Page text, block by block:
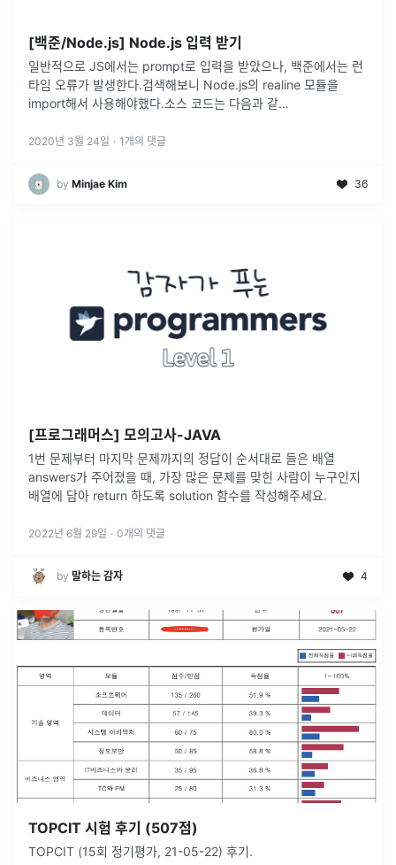
[백준/Node.js] Node.js 입력 받기
일반적으로 JS에서는 prompt로 입력을 받았으나, 백준에서는 런
타임 오류가 발생한다.검색해보니 Node.js의 realine 모듈을
import해서 사용해야했다.소스 코드는 다음과 같
rl...
2020년 3월 24일 · 1 개의 댓글
by Minjae Kim 36
[프로그래머스] 모의고사-JAVA
1번 문제부터 마지막 문제까지의 정답이 순서대로 들은 배열
answers가 주어졌을 때, 가장 많은 문제를 맞힌 사람이 누구인지
배열에 담아 return 하도록 solution 함수를 작성해주세요.
2022년 6월 29일 · 0개의 댓글
by 말하는 감자 4
TOPCIT 시험 후기 (507점)
TOPCIT (15회 정기평가, 21-05-22) 후기.